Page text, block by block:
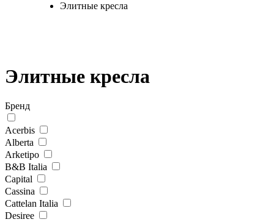
Элитные кресла
Элитные кресла
Бренд
Acerbis
Alberta
Arketipo
B&B Italia
Capital
Cassina
Cattelan Italia
Desiree